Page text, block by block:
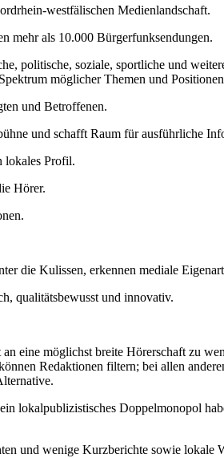
westfälischen Medienlandschaft.
mehr als 10.000 Bürgerfunksendungen.
politische, soziale, sportliche und
möglicher Themen und
und Betroffenen.
und schafft Raum für ausführliche
lokales Profil.
Hörer.
die Kulissen, erkennen mediale
qualitätsbewusst und innovativ.
eine möglichst breite Hörerschaft zu
Redaktionen filtern; bei allen
lokalpublizistisches Doppelmonopol
und wenige Kurzberichte sowie lokale